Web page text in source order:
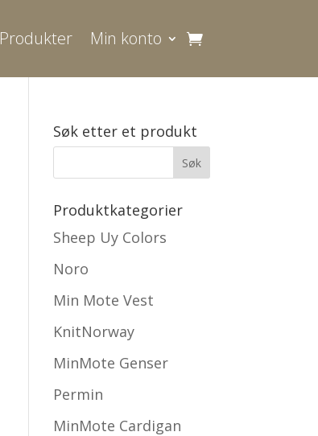
Produkter Min konto
Søk etter et produkt
Produktkategorier
Sheep Uy Colors
Noro
Min Mote Vest
KnitNorway
MinMote Genser
Permin
MinMote Cardigan